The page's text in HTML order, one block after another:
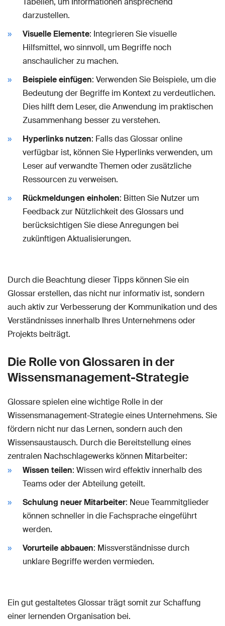
darzustellen.
Visuelle Elemente: Integrieren Sie visuelle
Hilfsmittel, wo sinnvoll, um Begriffe noch
anschaulicher zu machen.
Beispiele einfügen: Verwenden Sie Beispiele, um die
Bedeutung der Begriffe im Kontext zu verdeutlichen.
Dies hilft dem Leser, die Anwendung im praktischen
Zusammenhang besser zu verstehen.
Hyperlinks nutzen: Falls das Glossar online
verfügbar ist, können Sie Hyperlinks verwenden, um
Leser auf verwandte Themen oder zusätzliche
Ressourcen zu verweisen.
Rückmeldungen einholen: Bitten Sie Nutzer um
Feedback zur Nützlichkeit des Glossars und
berücksichtigen Sie diese Anregungen bei
zukünftigen Aktualisierungen.
Durch die Beachtung dieser Tipps können Sie ein
Glossar erstellen, das nicht nur informativ ist, sondern
auch aktiv zur Verbesserung der Kommunikation und des
Verständnisses innerhalb Ihres Unternehmens oder
Projekts beiträgt.
Die Rolle von Glossaren in der
Wissensmanagement-Strategie
Glossare spielen eine wichtige Rolle in der
Wissensmanagement-Strategie eines Unternehmens. Sie
fördern nicht nur das Lernen, sondern auch den
Wissensaustausch. Durch die Bereitstellung eines
zentralen Nachschlagewerks können Mitarbeiter:
Wissen teilen: Wissen wird effektiv innerhalb des
Teams oder der Abteilung geteilt.
Schulung neuer Mitarbeiter: Neue Teammitglieder
können schneller in die Fachsprache eingeführt
werden.
Vorurteile abbauen: Missverständnisse durch
unklare Begriffe werden vermieden.
Ein gut gestaltetes Glossar trägt somit zur Schaffung
einer lernenden Organisation bei.